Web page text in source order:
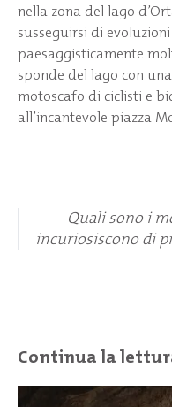
nella zona del lago
susseguirsi di
paesaggisticamente
sponde del lago con
motoscafo di ciclisti e
all’incantevole piazza
Quali sono i
incuriosiscono di
Continua la